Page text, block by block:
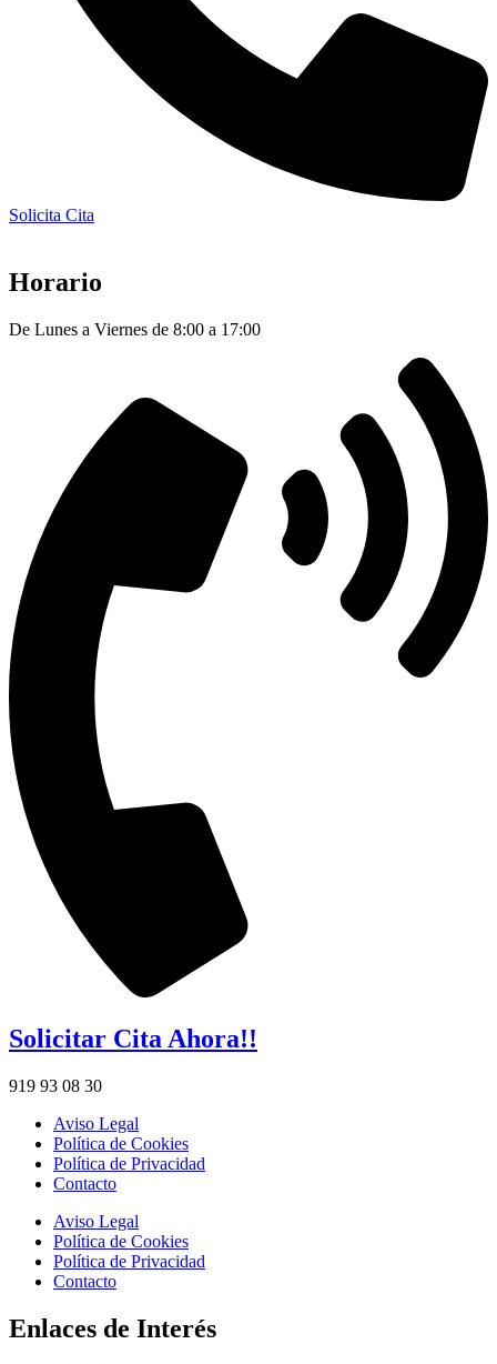
Solicita Cita
Horario
De Lunes a Viernes de 8:00 a 17:00
Solicitar Cita Ahora!!
919 93 08 30
Aviso Legal
Política de Cookies
Política de Privacidad
Contacto
Aviso Legal
Política de Cookies
Política de Privacidad
Contacto
Enlaces de Interés